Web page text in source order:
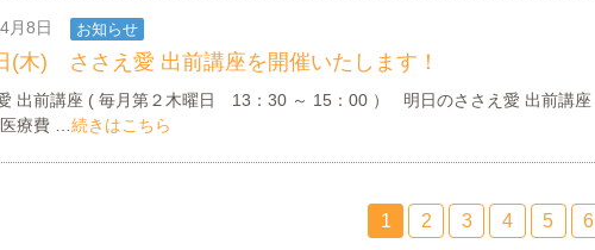
月8日 お知らせ
(木) ささえ愛 出前講座を開催いたします！
出前講座 ( 毎月第２木曜日 13：30 ～ 15：00 ） 明日のささえ愛 出前講座
療費 … 続きはこちら
1 2 3 4 5 6